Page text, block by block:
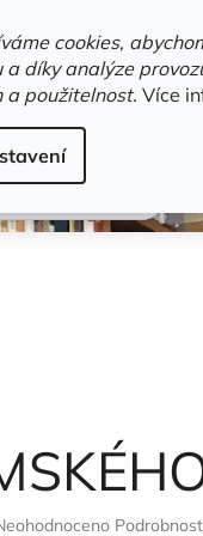
cookies,
a díky analýze
a použitelnost. Více
Trvalky a bestsellery
Burge Gary M.